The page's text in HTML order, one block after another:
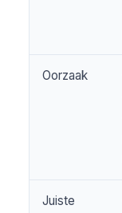
Oorzaak
Juiste